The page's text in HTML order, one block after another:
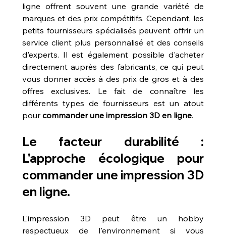
ligne offrent souvent une grande variété de
marques et des prix compétitifs. Cependant, les
petits fournisseurs spécialisés peuvent offrir un
service client plus personnalisé et des conseils
d'experts. Il est également possible d'acheter
directement auprès des fabricants, ce qui peut
vous donner accès à des prix de gros et à des
offres exclusives. Le fait de connaître les
différents types de fournisseurs est un atout
pour commander une impression 3D en ligne.
Le facteur durabilité :
L'approche écologique pour
commander une impression 3D
en ligne.
L'impression 3D peut être un hobby
respectueux de l'environnement si vous